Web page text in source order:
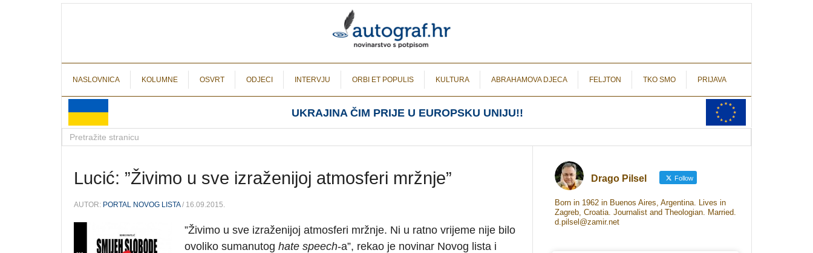
NASLOVNICA KOLUMNE OSVRT ODJECI INTERVJU ORBI ET POPULIS KULTURA ABRAHAMOVA DJECA FELJTON TKO SMO PRIJAVA
UKRAJINA ČIM PRIJE U EUROPSKU UNIJU!!
Lucić: ”Živimo u sve izraženijoj atmosferi mržnje”
AUTOR: PORTAL NOVOG LISTA/ 16.09.2015.
”Živimo u sve izraženijoj atmosferi mržnje. Ni u ratno vrijeme nije bilo
ovoliko sumanutog hate speech-a”, rekao je novinar Novog lista i
Drago Pilsel Follow
Born in 1962 in Buenos Aires, Argentina. Lives in
Zagreb, Croatia. Journalist and Theologian. Married.
d.pilsel@zamir.net